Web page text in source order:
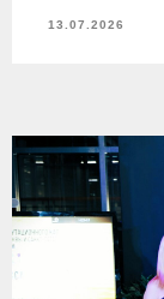
13.07.2026